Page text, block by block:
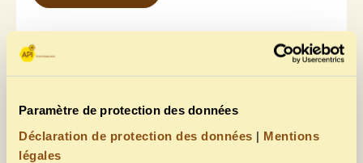
Paramètre de protection des données
Déclaration de protection des données | Mentions
légales
Pose de la hausse à miel : pourquoi, quand
et comment la poser ? (Source : Le Rucher
des Tisons)
17 mars 2026